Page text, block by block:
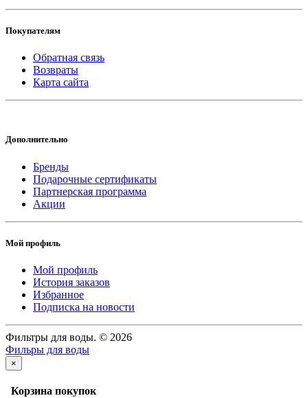
Покупателям
Обратная связь
Возвраты
Карта сайта
Дополнительно
Бренды
Подарочные сертификаты
Партнерская программа
Акции
Мой профиль
Мой профиль
История заказов
Избранное
Подписка на новости
Фильтры для воды. © 2026
Фильры для воды
×
Корзина покупок